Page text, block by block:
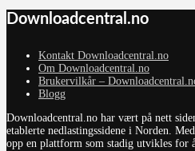
Downloadcentral.no
Kontakt Downloadcentral.no
Om Downloadcentral.no
Brukervilkår –
Blogg
Downloadcentral.no har vært på nett
etablerte nedlastingssidene i Norden.
opp en plattform som stadig utvikles for